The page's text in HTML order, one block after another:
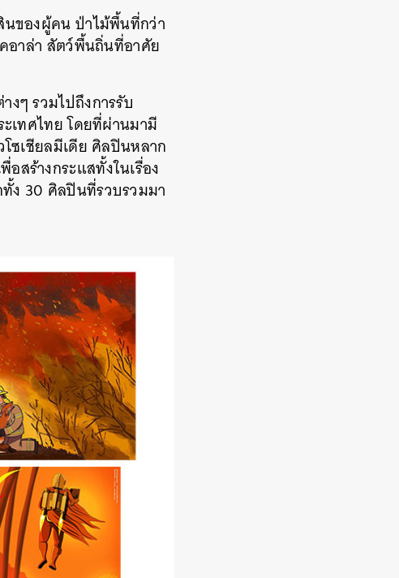
ของผู้คนป่าไม้พื้นที่กว่า
อาล่า สัตว์พื้นถิ่นที่อาศัย
งๆรวมไปถึงการรับ
เทศไทยโดยที่ผ่านมามี
ซเชียลมีเดีย ศิลปินหลาก
พื่อสร้างกระแสทั้งในเรื่อง
ง 30 ศิลปินที่รวบรวมมา